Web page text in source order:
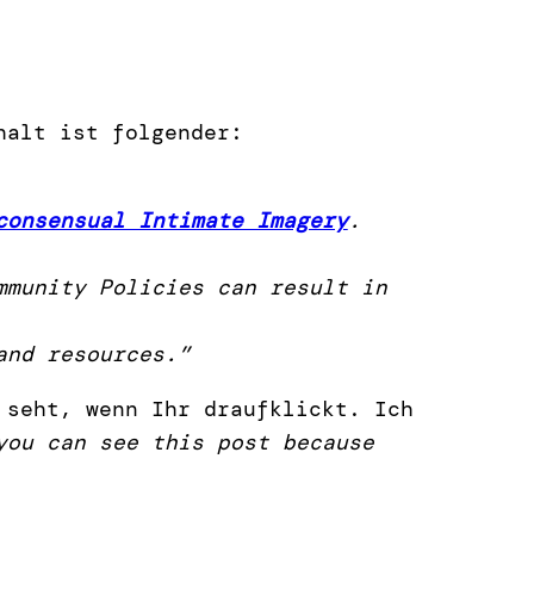
ist folgender:
Intimate Imagery.
Policies can result in
resources.”
wenn Ihr draufklickt. Ich
can see this post because